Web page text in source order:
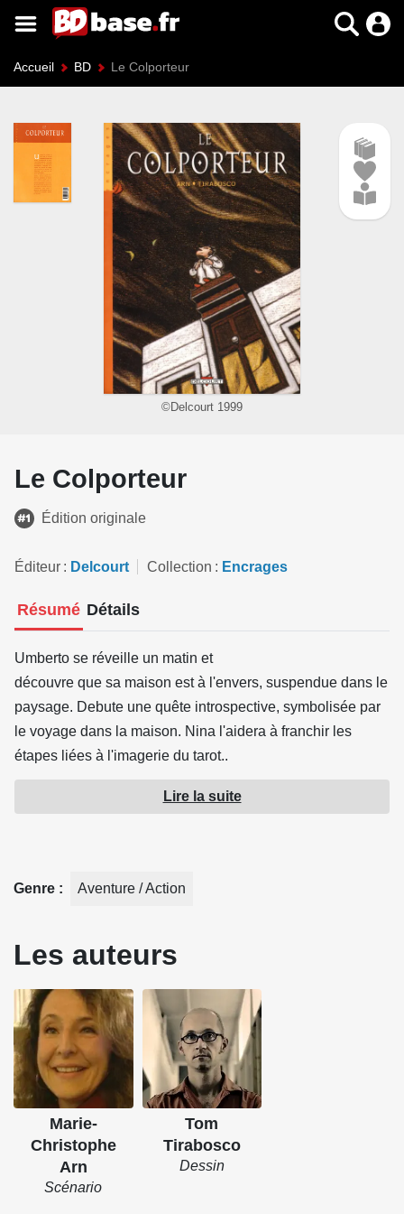
Accueil BD Le Colporteur
©Delcourt 1999
Le Colporteur
Édition originale
Éditeur Delcourt Collection Encrages
Résumé Détails
Umberto se réveille un matin et
découvre que sa maison est à l'envers, suspendue dans le
paysage. Debute une quête introspective, symbolisée par
le voyage dans la maison. Nina l'aidera à franchir les
étapes liées à l'imagerie du tarot..
Lire la suite
Genre Aventure / Action
Les auteurs
Marie-
Christophe
Arn
Scénario
Tom
Tirabosco
Dessin